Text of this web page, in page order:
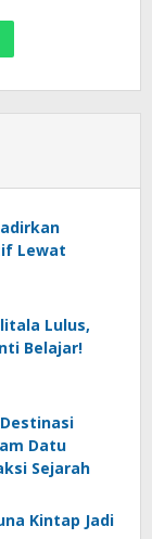
Lewat
Lulus,
Belajar!
Datu
Sejarah
Kintap Jadi